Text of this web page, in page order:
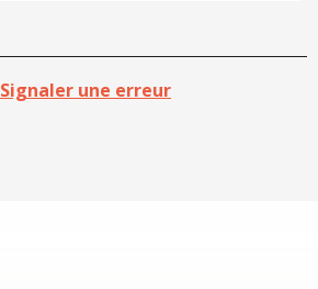
Signaler une erreur